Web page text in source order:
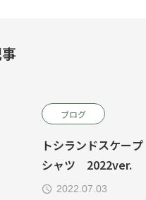
ブログ
トシランドスケー
シャツ 2022ver.
2022.07.03